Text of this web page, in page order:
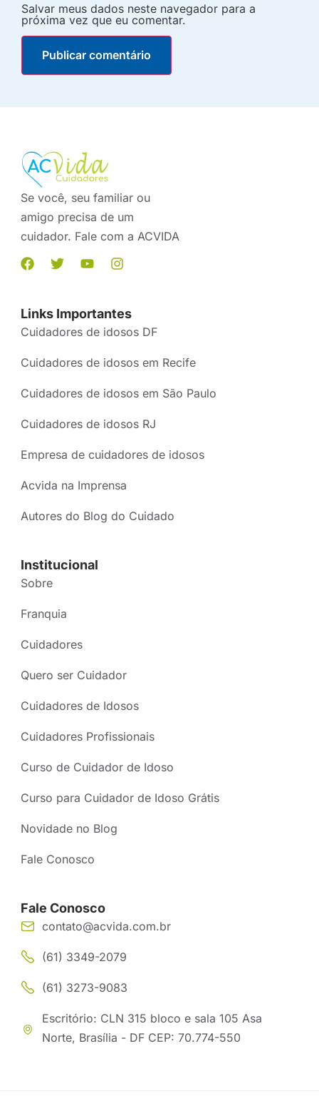
Salvar meus dados neste navegador para a
próxima vez que eu comentar.
Se você, seu familiar ou
amigo precisa de um
cuidador. Fale com a ACVIDA
Links Importantes
Cuidadores de idosos DF
Cuidadores de idosos em Recife
Cuidadores de idosos em São Paulo
Cuidadores de idosos RJ
Empresa de cuidadores de idosos
Acvida na Imprensa
Autores do Blog do Cuidado
Institucional
Sobre
Franquia
Cuidadores
Quero ser Cuidador
Cuidadores de Idosos
Cuidadores Profissionais
Curso de Cuidador de Idoso
Curso para Cuidador de Idoso Grátis
Novidade no Blog
Fale Conosco
Fale Conosco
contato@acvida.com.br
(61) 3349-2079
(61) 3273-9083
Escritório: CLN 315 bloco e sala 105 Asa
Norte, Brasília - DF CEP: 70.774-550